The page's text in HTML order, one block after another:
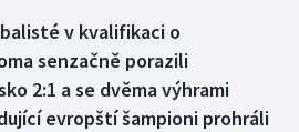
v kvalifikaci o
senzačně porazili
2:1 a se dvěma výhrami
evropští šampioni prohráli